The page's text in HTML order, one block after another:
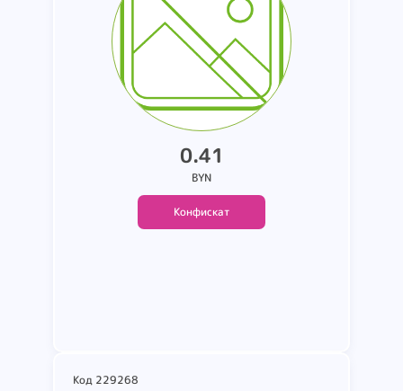
производитель не
установлены. Вес 1.25 кг.
0.41
BYN
Конфискат
Код 229268